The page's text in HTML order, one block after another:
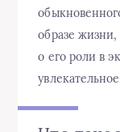
образе
о его роли в